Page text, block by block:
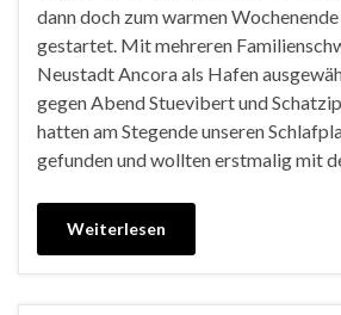
dann doch zum warmen
gestartet. Mit mehreren
Neustadt Ancora als Hafen
gegen Abend Stuevibert und
hatten am Stegende unseren
gefunden und wollten erstmalig mit
Weiterlesen